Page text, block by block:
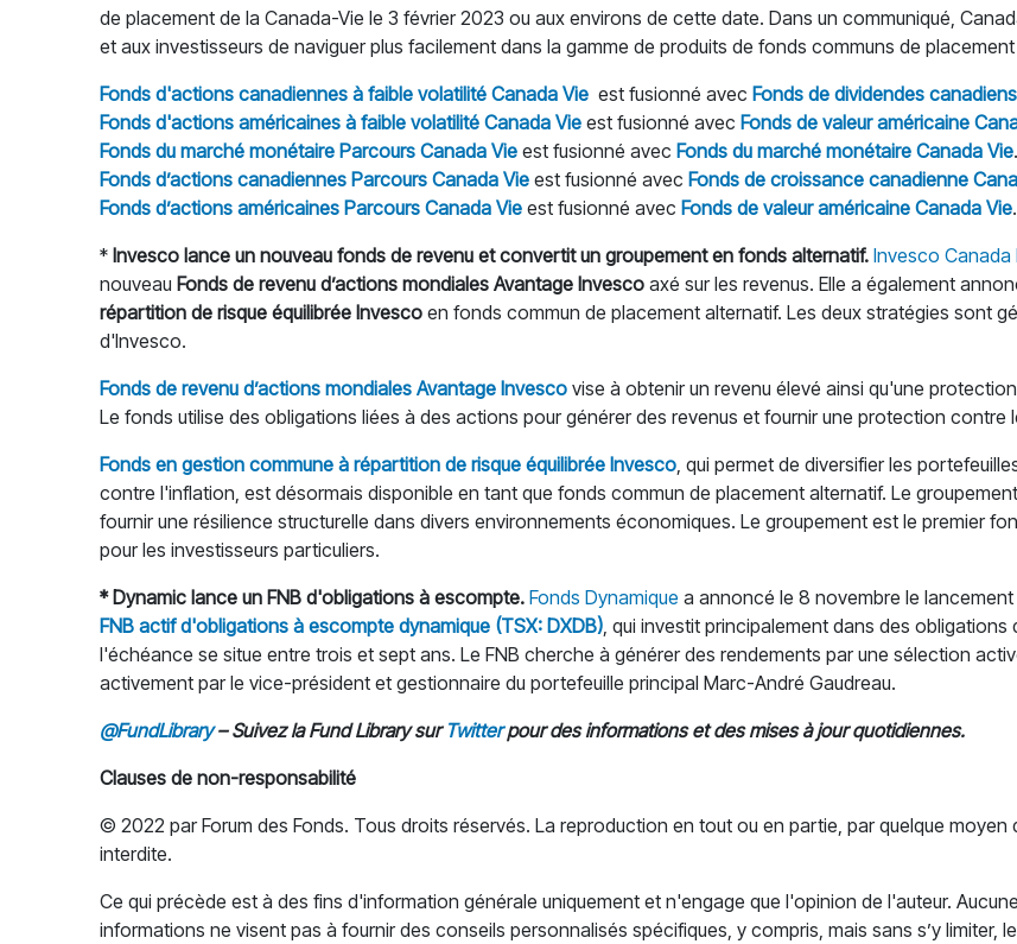
de placement de la Canada-Vie le 3 février 2023 ou aux environs de cette date. Dans un communiqué,
et aux investisseurs de naviguer plus facilement dans la gamme de produits de fonds communs de
Fonds d'actions canadiennes à faible volatilité Canada Vie est fusionné avec Fonds de dividendes
Fonds d'actions américaines à faible volatilité Canada Vie est fusionné avec Fonds de valeur américaine
Fonds du marché monétaire Parcours Canada Vie est fusionné avec Fonds du marché monétaire Canada Vie.
Fonds d’actions canadiennes Parcours Canada Vie est fusionné avec Fonds de croissance canadienne
Fonds d’actions américaines Parcours Canada Vie est fusionné avec Fonds de valeur américaine Canada Vie.
* Invesco lance un nouveau fonds de revenu et convertit un groupement en fonds alternatif. Invesco Canada
nouveau Fonds de revenu d’actions mondiales Avantage Invesco axé sur les revenus. Elle a également
répartition de risque équilibrée Invesco en fonds commun de placement alternatif. Les deux stratégies sont
d'Invesco.
Fonds de revenu d’actions mondiales Avantage Invesco vise à obtenir un revenu élevé ainsi qu'une
Le fonds utilise des obligations liées à des actions pour générer des revenus et fournir une protection contre
Fonds en gestion commune à répartition de risque équilibrée Invesco, qui permet de diversifier les
contre l'inflation, est désormais disponible en tant que fonds commun de placement alternatif. Le
fournir une résilience structurelle dans divers environnements économiques. Le groupement est le premier
pour les investisseurs particuliers.
* Dynamic lance un FNB d'obligations à escompte. Fonds Dynamique a annoncé le 8 novembre le
FNB actif d'obligations à escompte dynamique (TSX: DXDB), qui investit principalement dans des
l'échéance se situe entre trois et sept ans. Le FNB cherche à générer des rendements par une sélection
activement par le vice-président et gestionnaire du portefeuille principal Marc-André Gaudreau.
@FundLibrary– Suivez la Fund Library sur Twitterpour des informations et des mises à jour quotidiennes.
Clauses de non-responsabilité
© 2022 par Forum des Fonds. Tous droits réservés. La reproduction en tout ou en partie, par quelque
interdite.
Ce qui précède est à des fins d'information générale uniquement et n'engage que l'opinion de l'auteur.
informations ne visent pas à fournir des conseils personnalisés spécifiques, y compris, mais sans s’y limiter,